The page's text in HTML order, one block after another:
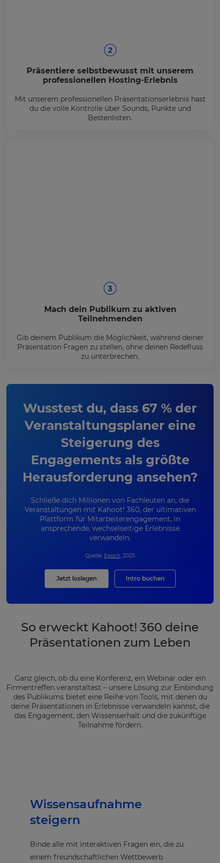
Präsentiere selbstbewusst mit unserem
professionellen Hosting-Erlebnis
Mit unserem professionellen Präsentationserlebnis hast
du die volle Kontrolle über Sounds, Punkte und
Bestenlisten.
Mach dein Publikum zu aktiven
Teilnehmenden
Gib deinem Publikum die Möglichkeit, während deiner
Präsentation Fragen zu stellen, ohne deinen Redefluss
zu unterbrechen.
Wusstest du, dass 67 % der
Veranstaltungsplaner eine
Steigerung des
Engagements als größte
Herausforderung ansehen?
Schließe dich Millionen von Fachleuten an, die
Veranstaltungen mit Kahoot! 360, der ultimativen
Plattform für Mitarbeiterengagement, in
ansprechende, wechselseitige Erlebnisse
verwandeln.
Quelle: Epoch, 2025
Jetzt loslegen Intro buchen
So erweckt Kahoot! 360 deine
Präsentationen zum Leben
Ganz gleich, ob du eine Konferenz, ein Webinar oder ein
Firmentreffen veranstaltest – unsere Lösung zur Einbindung
des Publikums bietet eine Reihe von Tools, mit denen du
deine Präsentationen in Erlebnisse verwandeln kannst, die
das Engagement, den Wissenserhalt und die zukünftige
Teilnahme fördern.
Wissensaufnahme
steigern
Binde alle mit interaktiven Fragen ein, die zu
einem freundschaftlichen Wettbewerb